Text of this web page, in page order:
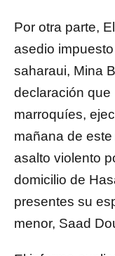
Por otra parte,
asedio
saharaui, Mina
declaración que
marroquíes,
mañana de
asalto violento
domicilio de
presentes su
menor, Saad